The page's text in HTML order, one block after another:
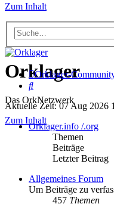
Zum Inhalt
Orklager
Das OrkNetzwerk
Zum Inhalt
Orklager-
Suche
Aktuelle Zeit: 07 Aug 2026
Orklager.info /.org
Themen
Beiträge
Letzter Beitrag
Allgemeines Forum
Um Beiträge zu
457 Themen